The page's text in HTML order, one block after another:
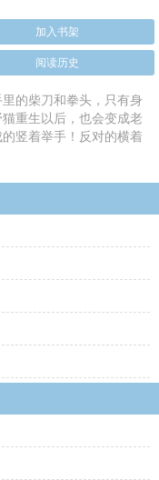
加入书架
阅读历史
的柴刀和拳头，只有身
重生以后，也会变成老
竖着举手！反对的横着